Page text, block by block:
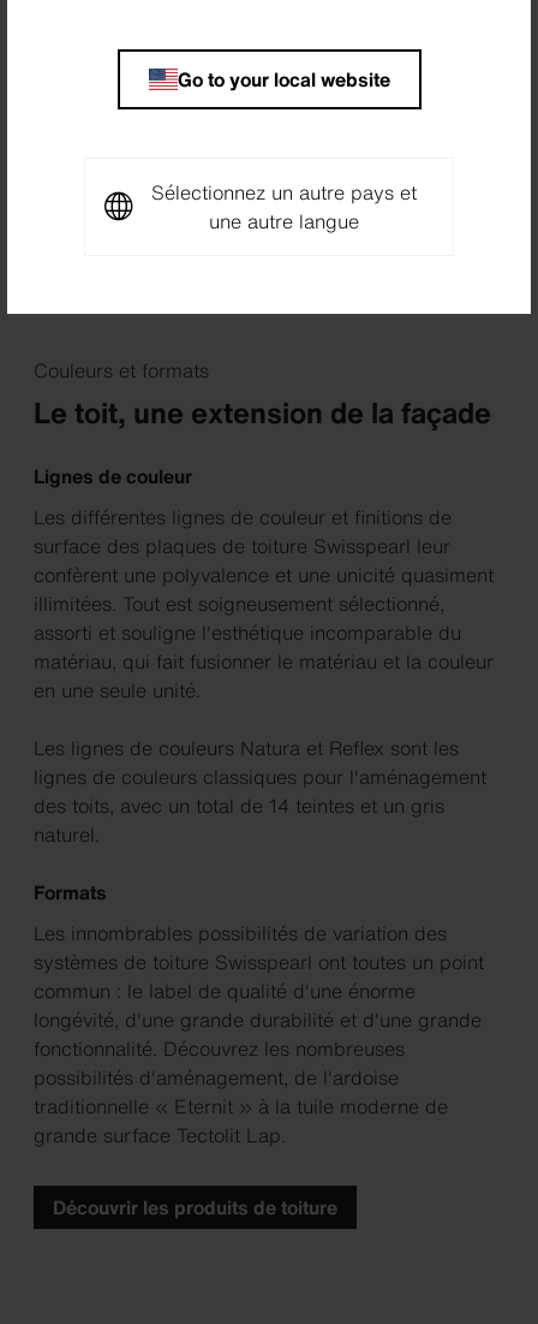
Go to your local website
Sélectionnez un autre pays et
une autre langue
Les toitures et les façades sont réalisées en fibres-ciment
Couleurs et formats
Le toit, une extension de la façade
Lignes de couleur
Les différentes lignes de couleur et finitions de
surface des plaques de toiture Swisspearl leur
confèrent une polyvalence et une unicité quasiment
illimitées. Tout est soigneusement sélectionné,
assorti et souligne l'esthétique incomparable du
matériau, qui fait fusionner le matériau et la couleur
en une seule unité.
Les lignes de couleurs Natura et Reflex sont les
lignes de couleurs classiques pour l'aménagement
des toits, avec un total de 14 teintes et un gris
naturel.
Formats
Les innombrables possibilités de variation des
systèmes de toiture Swisspearl ont toutes un point
commun : le label de qualité d'une énorme
longévité, d'une grande durabilité et d'une grande
fonctionnalité. Découvrez les nombreuses
possibilités d'aménagement, de l'ardoise
traditionnelle « Eternit » à la tuile moderne de
grande surface Tectolit Lap.
Découvrir les produits de toiture